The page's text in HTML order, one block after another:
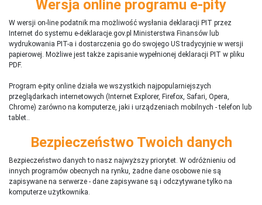
Wersja online programu e-pity
W wersji on-line podatnik ma możliwość wysłania deklaracji PIT przez
Internet do systemu e-deklaracje.gov.pl Ministerstwa Finansów lub
wydrukowania PIT-a i dostarczenia go do swojego US tradycyjnie w wersji
papierowej. Możliwe jest także zapisanie wypełnionej deklaracji PIT w pliku
PDF.
Program e-pity online działa we wszystkich najpopularniejszych
przeglądarkach internetowych (Internet Explorer, Firefox, Safari, Opera,
Chrome) zarówno na komputerze, jaki i urządzeniach mobilnych - telefon lub
tablet..
Bezpieczeństwo Twoich danych
Bezpieczeństwo danych to nasz najwyższy priorytet. W odróżnieniu od
innych programów obecnych na rynku, żadne dane osobowe nie są
zapisywane na serwerze - dane zapisywane są i odczytywane tylko na
komputerze użytkownika.